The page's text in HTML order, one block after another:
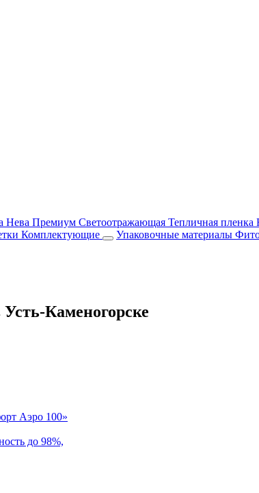
Нева Премиум Светоотражающая Тепличная пленка
Комплектующие Упаковочные материалы
Каменогорске
Аэро 100»
до 98%,